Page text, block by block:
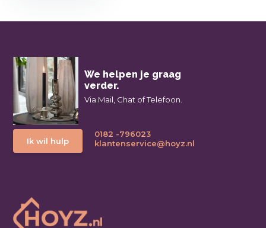
We helpen je graag
verder.
Via Mail, Chat of Telefoon.
Ik wil hulp
0182 -796023
klantenservice@hoyz.nl